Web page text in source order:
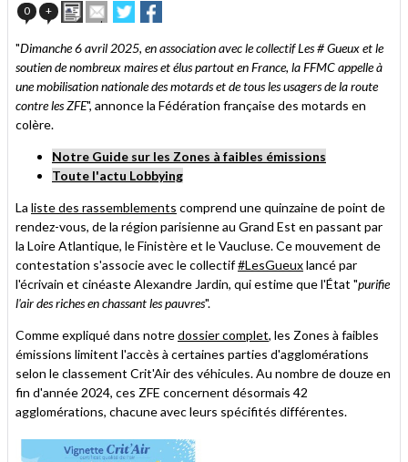
0 + ImprimerEnvoyer
cet
à
un
ami
Partager
sur
sur
"Dimanche 6 avril 2025, en association avec le collectif Les # Gueux et le
soutien de nombreux maires et élus partout en France, la FFMC appelle à
une mobilisation nationale des motards et de tous les usagers de la route
contre les ZFE", annonce la Fédération française des motards en
colère.
Notre Guide sur les Zones à faibles émissions
Toute l'actu Lobbying
La liste des rassemblements comprend une quinzaine de point de
rendez-vous, de la région parisienne au Grand Est en passant par
la Loire Atlantique, le Finistère et le Vaucluse. Ce mouvement de
contestation s'associe avec le collectif#LesGueuxlancé par
l'écrivain et cinéaste Alexandre Jardin, qui estime que l'État "purifie
l'air des riches en chassant les pauvres".
Comme expliqué dans notredossier complet, les Zones à faibles
émissions limitent l'accès à certaines parties d'agglomérations
selon le classement Crit'Air des véhicules. Au nombre de douze en
fin d'année 2024, ces ZFE concernent désormais 42
agglomérations, chacune avec leurs spécifités différentes.